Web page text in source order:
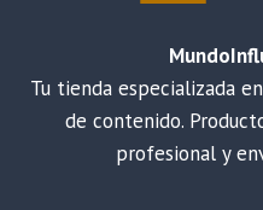
Tu tienda especializada
de contenido.
profesional y